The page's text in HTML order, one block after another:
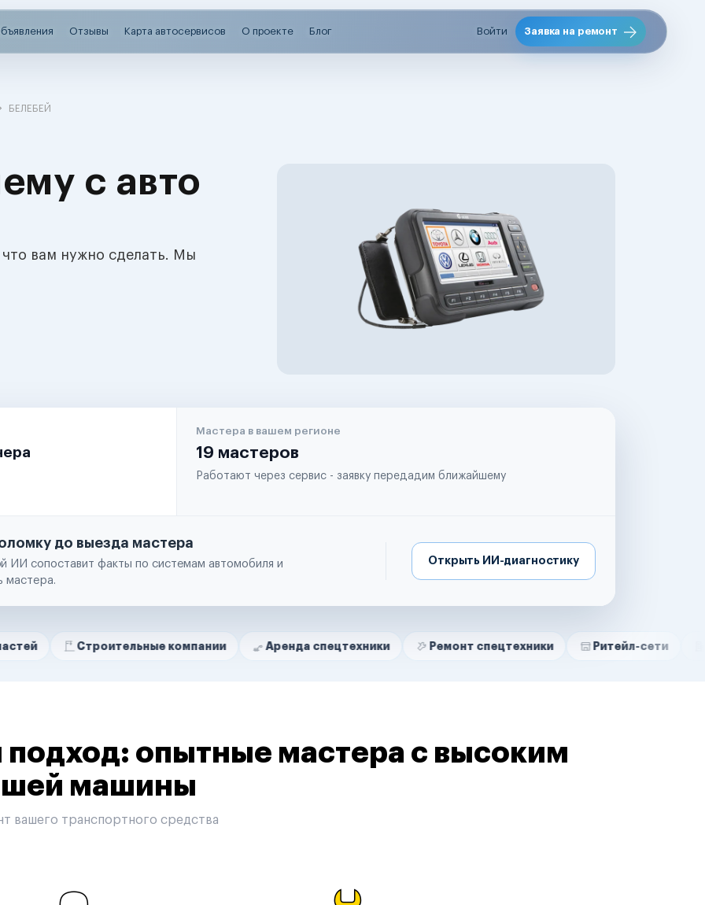
Отзывы Карта автосервисов О проекте Блог Войти Заявка на ремонт
БЕЛЕБЕЙ
с авто
вам нужно сделать. Мы
Мастера в вашем регионе
19 мастеров
Работают через сервис - заявку передадим ближайшему
до выезда мастера
ИИ сопоставит факты по системам автомобиля и
мастера.
Открыть ИИ-диагностику
Строительные компании Аренда спецтехники Ремонт спецтехники Ритейл-сети
опытные мастера с высоким
машины
вашего транспортного средства